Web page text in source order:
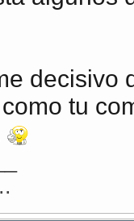
decisivo
tu